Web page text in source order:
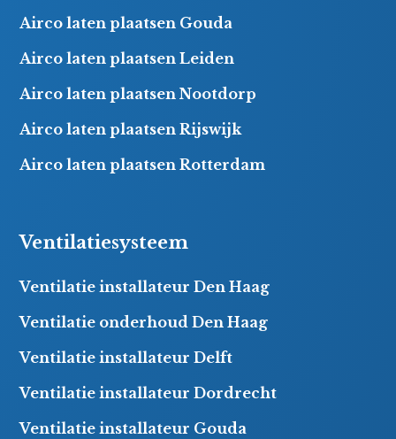
Airco laten plaatsen Gouda
Airco laten plaatsen Leiden
Airco laten plaatsen Nootdorp
Airco laten plaatsen Rijswijk
Airco laten plaatsen Rotterdam
Ventilatiesysteem
Ventilatie installateur Den Haag
Ventilatie onderhoud Den Haag
Ventilatie installateur Delft
Ventilatie installateur Dordrecht
Ventilatie installateur Gouda